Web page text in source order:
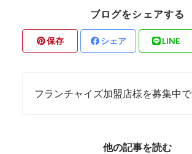
ブログをシェアする
保存 シェア LINE
フランチャイズ加盟店様を募集中
他の記事を読む